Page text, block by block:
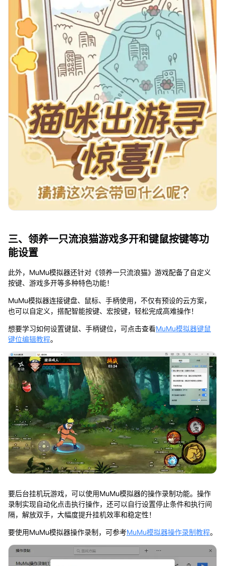
三、领养一只流浪猫游戏多开和键鼠按键等功
能设置
此外，MuMu模拟器还针对《领养一只流浪猫》游戏配备了自定义
按键、游戏多开等多种特色功能！
MuMu模拟器连接键盘、鼠标、手柄使用，不仅有预设的云方案，
也可以自定义，搭配智能按键、宏按键，轻松完成高难操作！
想要学习如何设置键鼠、手柄键位，可点击查看MuMu模拟器键鼠
键位编辑教程。
要后台挂机玩游戏，可以使用MuMu模拟器的操作录制功能。操作
录制实现自动化点击执行操作，还可以自行设置停止条件和执行间
隔，解放双手，大幅度提升挂机效率和稳定性！
要使用MuMu模拟器操作录制，可参考MuMu模拟器操作录制教程。